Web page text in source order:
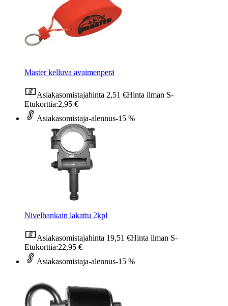
Master kelluva avaimenperä
Asiakasomistajahinta 2,51 €Hinta ilman S-
Etukorttia:2,95 €
Asiakasomistaja-alennus-15 %
Nivelhankain lakattu 2kpl
Asiakasomistajahinta 19,51 €Hinta ilman S-
Etukorttia:22,95 €
Asiakasomistaja-alennus-15 %